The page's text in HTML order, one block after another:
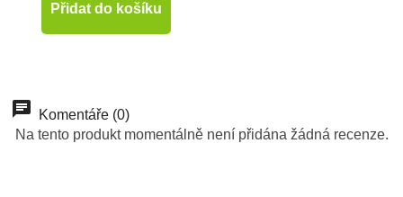
Přidat do košíku
Komentáře (0)
Na tento produkt momentálně není přidána žádná recenze.